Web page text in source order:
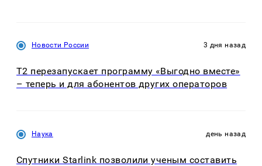
Новости России 3 дня назад
Т2 перезапускает программу «Выгодно вместе»
– теперь и для абонентов других операторов
Наука день назад
Спутники Starlink позволили ученым составить